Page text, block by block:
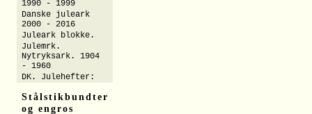
1990 - 1999
Danske juleark
2000 - 2016
Juleark blokke.
Julemrk.
Nytryksark. 1904
- 1960
DK. Julehefter:
Stålstikbundter
og engros